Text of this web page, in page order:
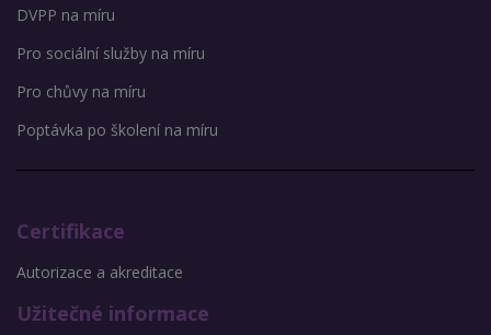
DVPP na míru
Pro sociální služby na míru
Pro chůvy na míru
Poptávka po školení na míru
Certifikace
Autorizace a akreditace
Užitečné informace